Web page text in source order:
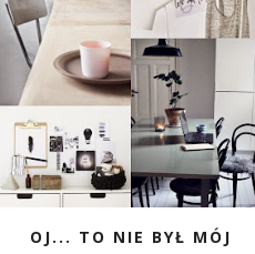
OJ... TO NIE BYŁ MÓJ